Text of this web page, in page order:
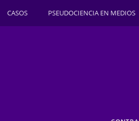
CASOS PSEUDOCIENCIA EN MEDIOS